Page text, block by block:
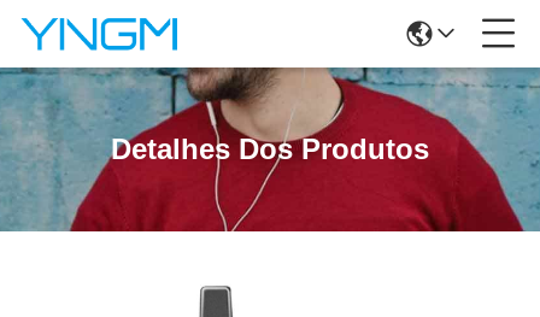
Detalhes Dos Produtos